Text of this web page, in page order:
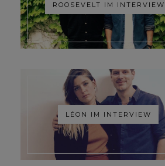
ROOSEVELT IM INTERVIEW
LÉON IM INTERVIEW